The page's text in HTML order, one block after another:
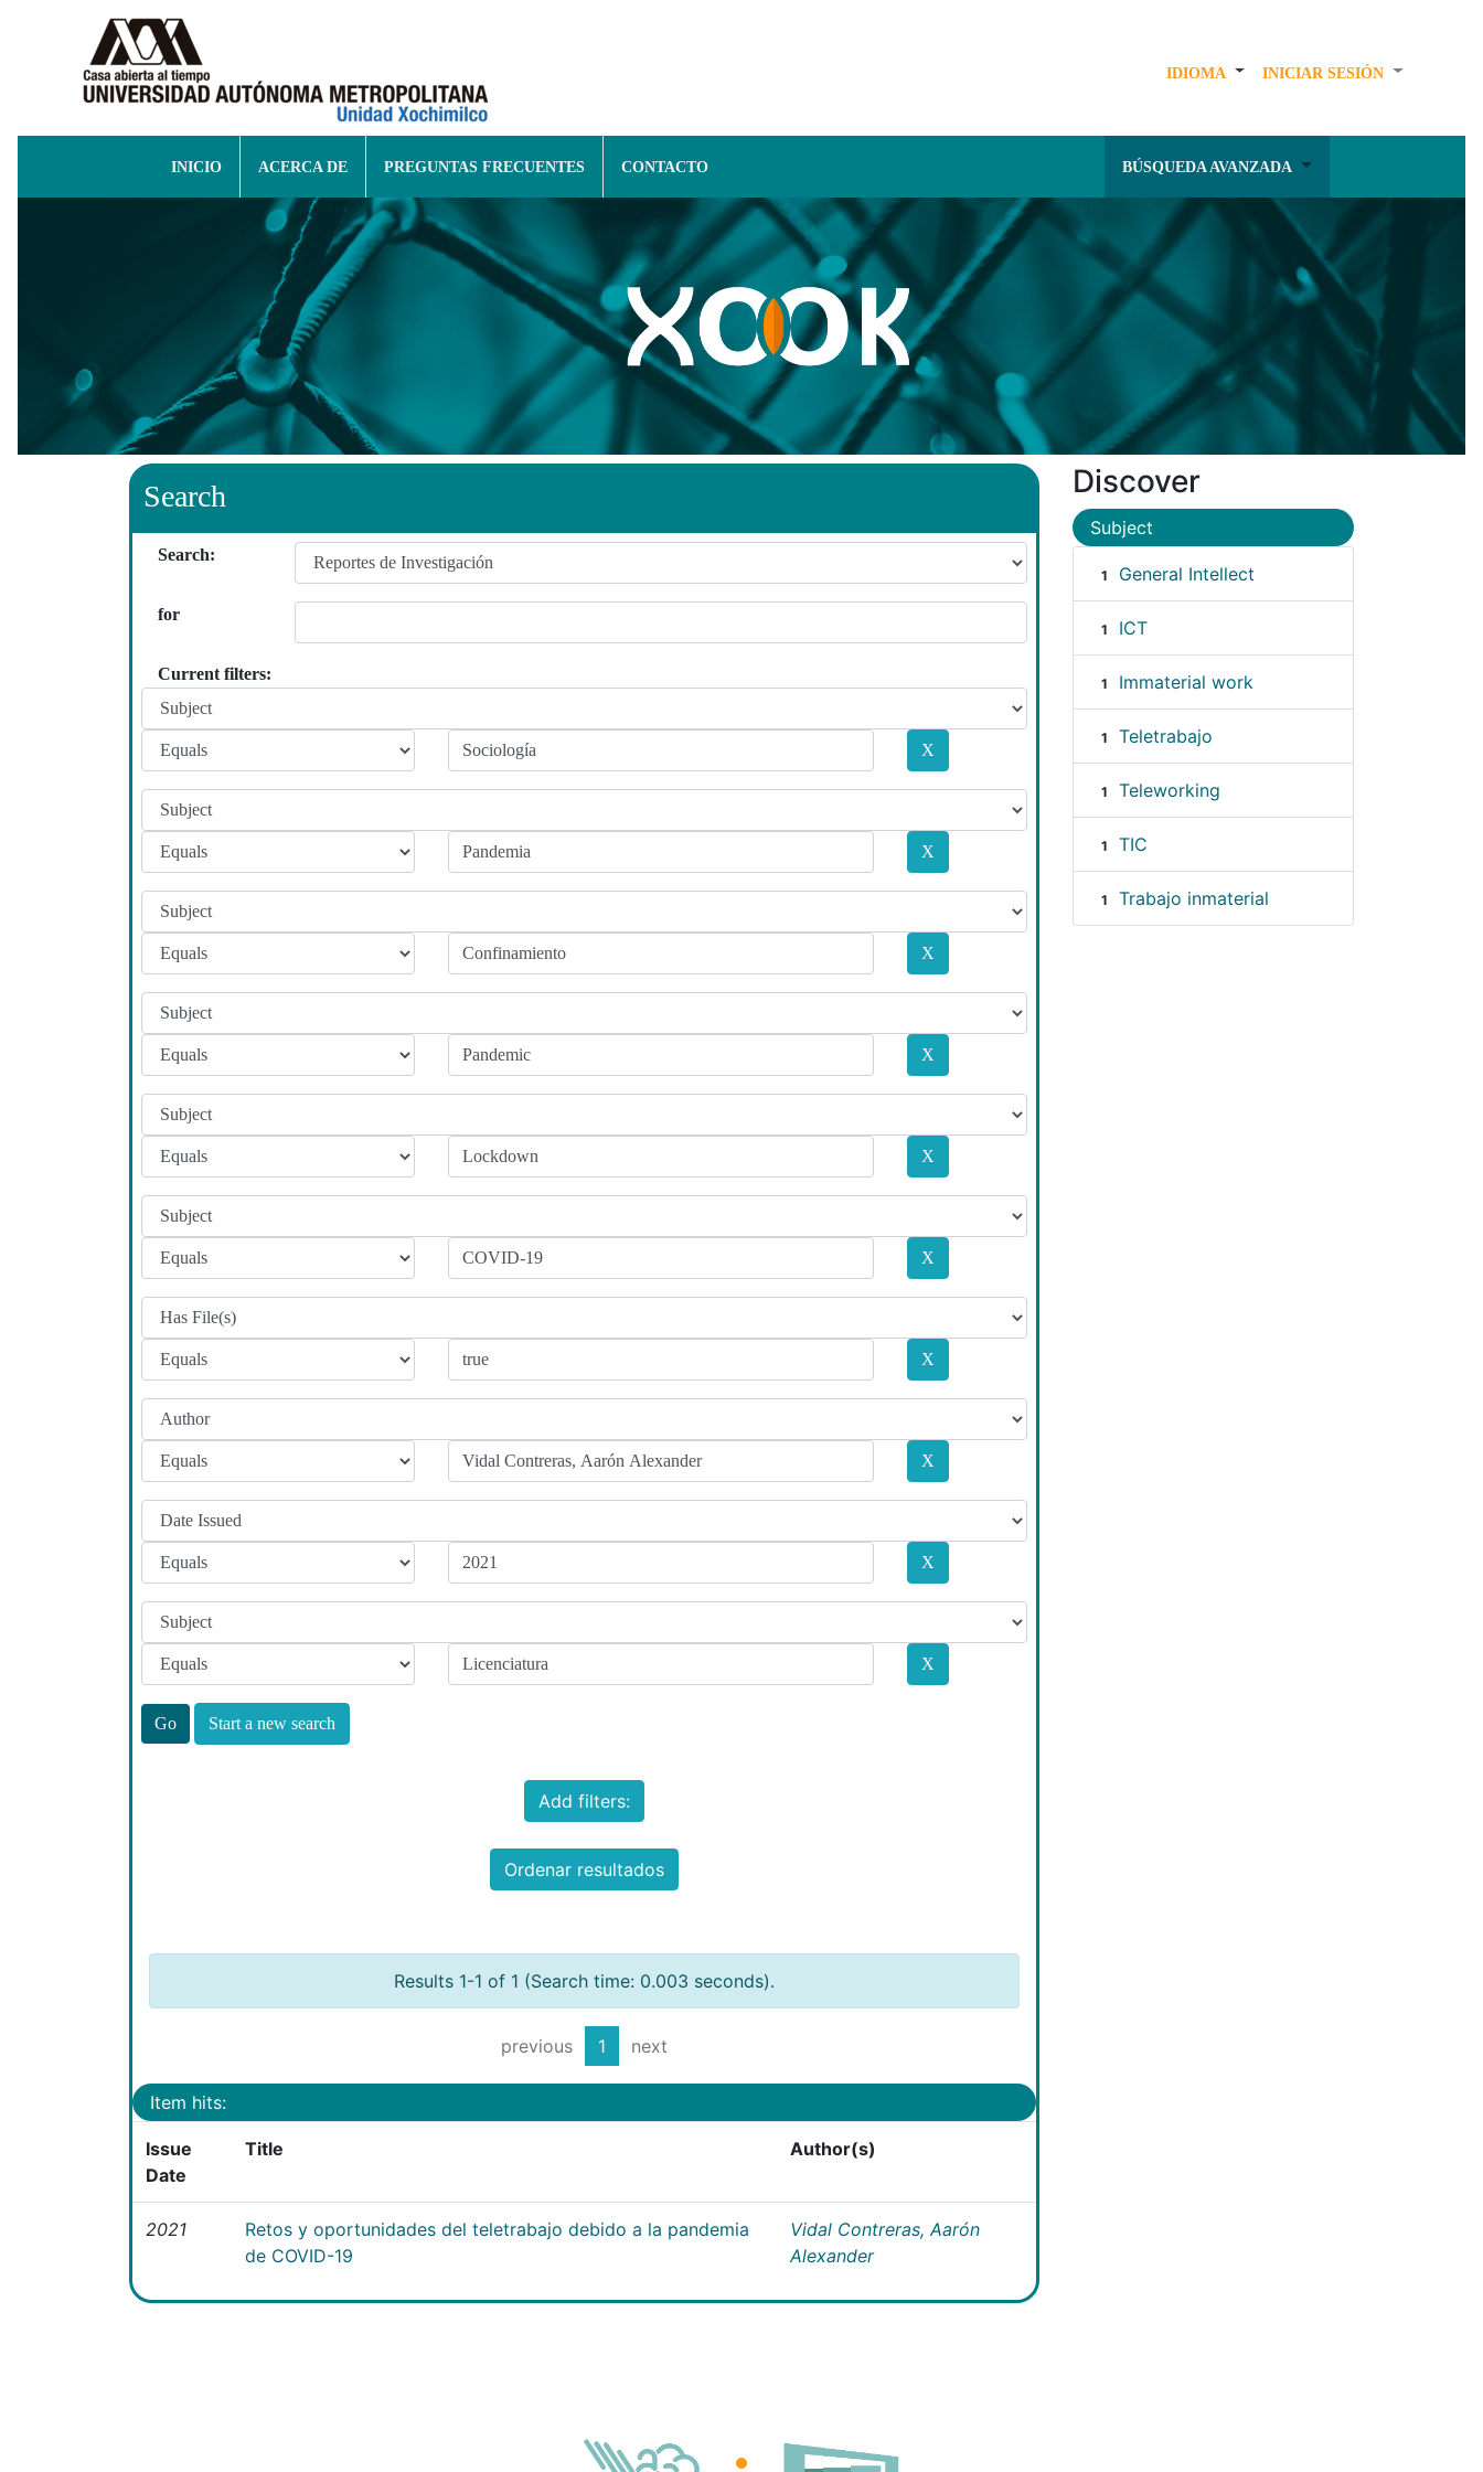
IDIOMA INICIAR SESIÓN
INICIO ACERCA DE PREGUNTAS FRECUENTES CONTACTO BÚSQUEDA AVANZADA
Search
Search:
for
Current filters:
Start a new search
Add filters:
Ordenar resultados
Results 1-1 of 1 (Search time: 0.003 seconds).
previous 1 next
Item hits:
Issue
Date
Title Author(s)
2021
Retos y oportunidades del teletrabajo debido a la pandemia
de COVID-19
Vidal Contreras, Aarón
Alexander
Discover
Subject
1 General Intellect
1 ICT
1 Immaterial work
1 Teletrabajo
1 Teleworking
1 TIC
1 Trabajo inmaterial